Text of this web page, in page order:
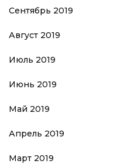
Сентябрь 2019
Август 2019
Июль 2019
Июнь 2019
Май 2019
Апрель 2019
Март 2019